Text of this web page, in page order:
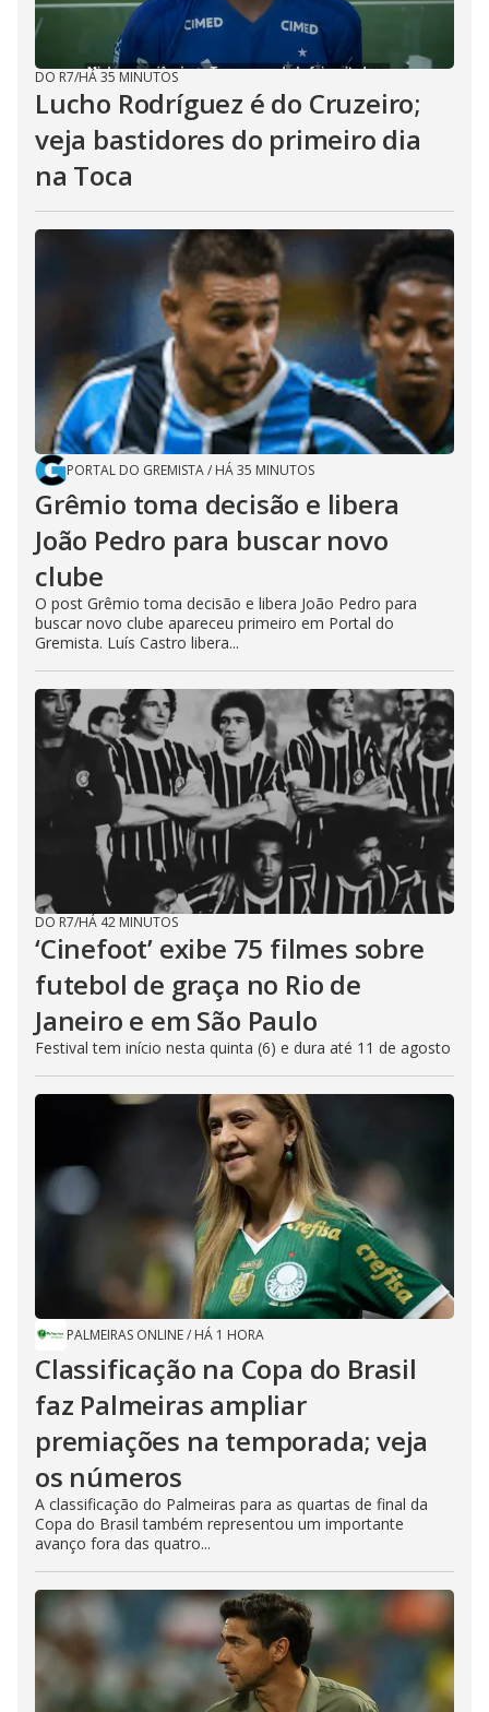
DO R7/HÁ 35 MINUTOS
Lucho Rodríguez é do Cruzeiro;
veja bastidores do primeiro dia
na Toca
PORTAL DO GREMISTA/ HÁ 35 MINUTOS
Grêmio toma decisão e libera
João Pedro para buscar novo
clube
O post Grêmio toma decisão e libera João Pedro para
buscar novo clube apareceu primeiro em Portal do
Gremista. Luís Castro libera...
DO R7/HÁ 42 MINUTOS
‘Cinefoot’ exibe 75 filmes sobre
futebol de graça no Rio de
Janeiro e em São Paulo
Festival tem início nesta quinta (6) e dura até 11 de agosto
PALMEIRAS ONLINE/ HÁ 1 HORA
Classificação na Copa do Brasil
faz Palmeiras ampliar
premiações na temporada; veja
os números
A classificação do Palmeiras para as quartas de final da
Copa do Brasil também representou um importante
avanço fora das quatro...